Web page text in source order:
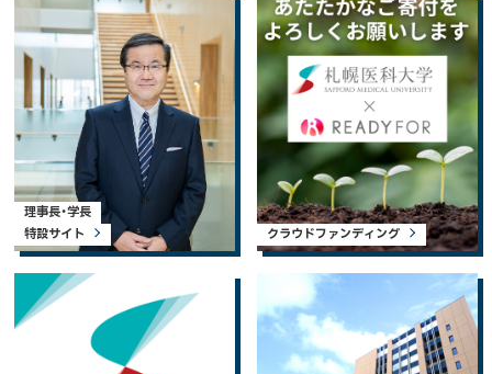
理事長・学長
特設サイト
クラウドファンディング